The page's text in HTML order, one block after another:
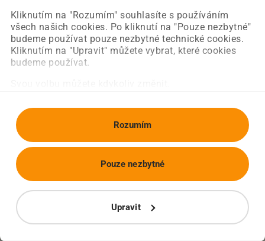
Kliknutím na "Rozumím" souhlasíte s používáním
všech našich cookies. Po kliknutí na "Pouze nezbytné"
budeme používat pouze nezbytné technické cookies.
Kliknutím na "Upravit" můžete vybrat, které cookies
budeme používat.
Rozumím
Upravit
Pouze nezbytné
Obnovit stránku Úvodní strana